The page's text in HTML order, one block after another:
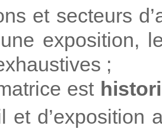
et secteurs
exposition,
;
est
et d’exposition